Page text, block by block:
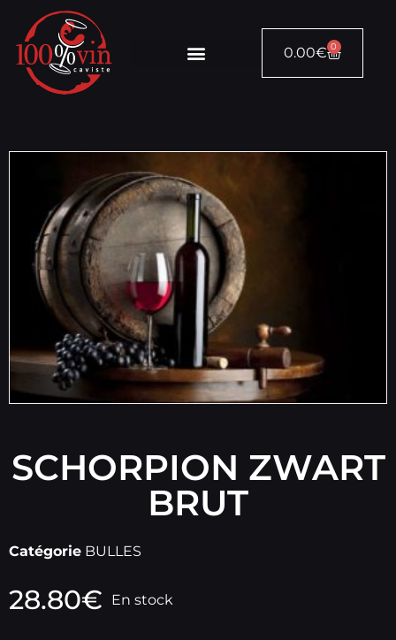
0.00€ 0
SCHORPION ZWART
BRUT
Catégorie BULLES
28.80€ En stock